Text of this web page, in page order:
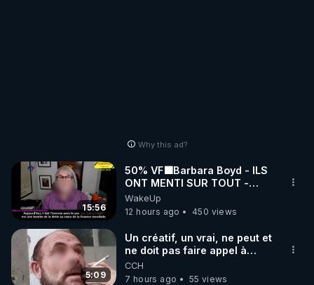
Why this ad?
15:56
50% VF🟩Barbara Boyd - ILS
ONT MENTI SUR TOUT -
Jocelyne Traduction
WakeUp
12 hours ago
450 views
5:09
Un créatif, un vrai, ne peut et
ne doit pas faire appel à
l'intelligence artificielle
CCH
7 hours ago
55 views